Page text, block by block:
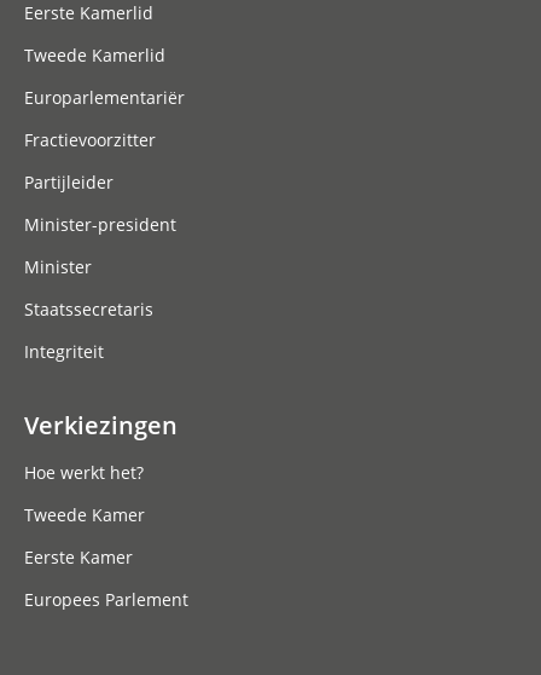
Eerste Kamerlid
Tweede Kamerlid
Europarlementariër
Fractievoorzitter
Partijleider
Minister-president
Minister
Staatssecretaris
Integriteit
Verkiezingen
Hoe werkt het?
Tweede Kamer
Eerste Kamer
Europees Parlement